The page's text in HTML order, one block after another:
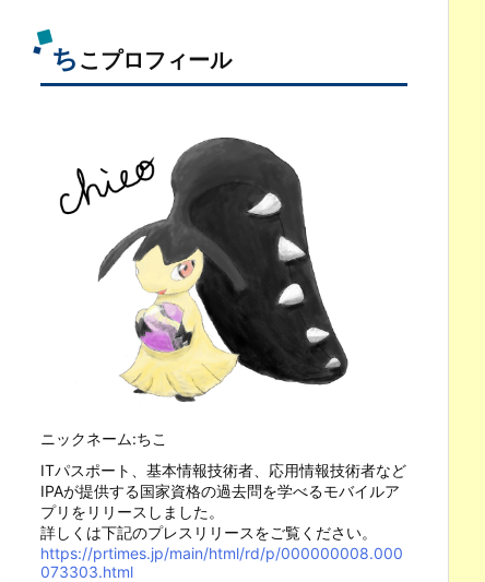
ち こプロフィール
ニックネーム:ちこ
ITパスポート、基本情報技術者、応用情報技術者など
IPAが提供する国家資格の過去問を学べるモバイルア
プリをリリースしました。
詳しくは下記のプレスリリースをご覧ください。
https://prtimes.jp/main/html/rd/p/000000008.000
073303.html